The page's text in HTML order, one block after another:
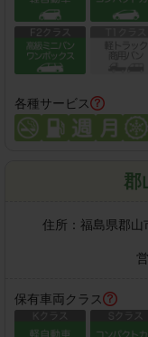
各種サービス
郡
住所： 福島県郡山
保有車両クラス